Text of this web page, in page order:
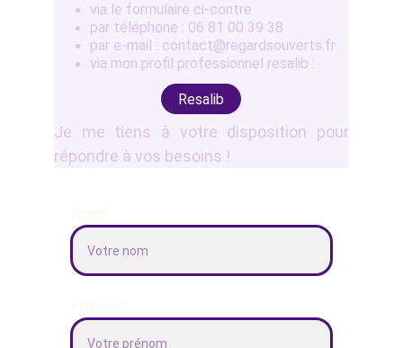
via le formulaire ci-contre
par téléphone : 06 81 00 39 38
par e-mail : contact@regardsouverts.fr
via mon profil professionnel resalib :
Je me tiens à votre disposition pour
répondre à vos besoins !
Resalib